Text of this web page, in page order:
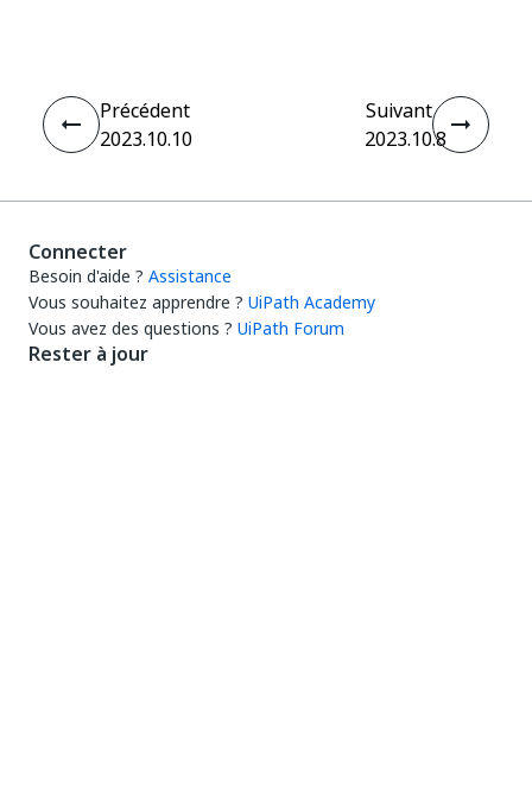
Précédent
2023.10.10
Suivant
2023.10.8
Connecter
Besoin d'aide ? Assistance
Vous souhaitez apprendre ? UiPath Academy
Vous avez des questions ? UiPath Forum
Rester à jour